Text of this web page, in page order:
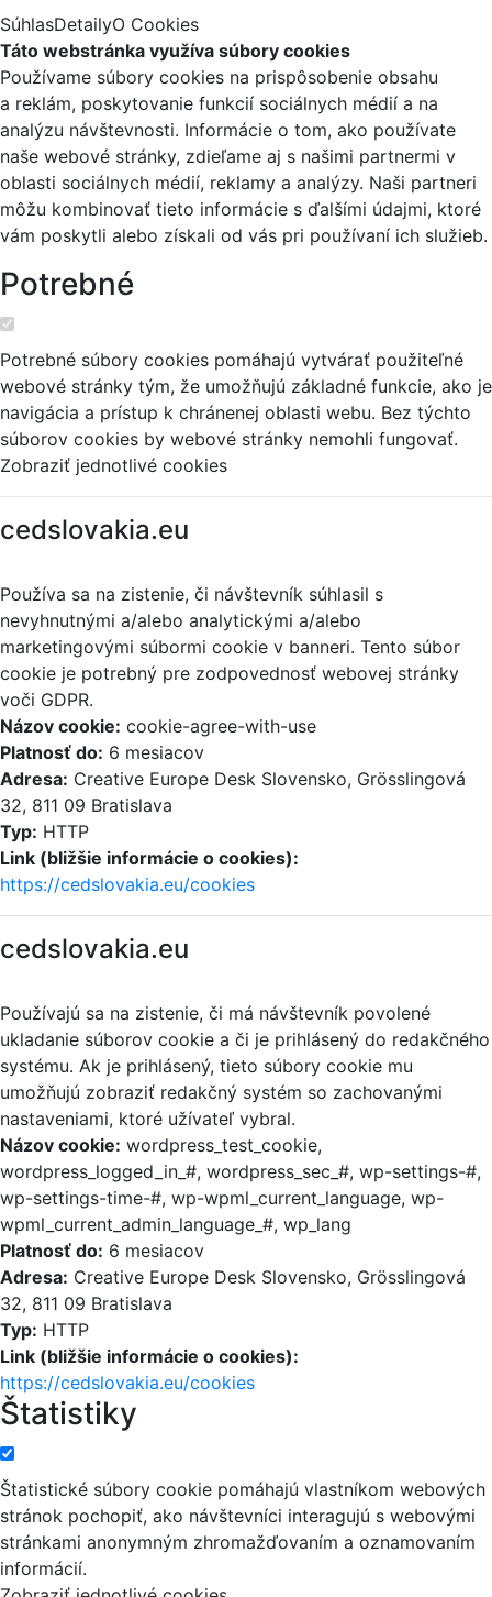
SúhlasDetailyO Cookies
Táto webstránka využíva súbory cookies
Používame súbory cookies na prispôsobenie obsahu
a reklám, poskytovanie funkcií sociálnych médií a na
analýzu návštevnosti. Informácie o tom, ako používate
naše webové stránky, zdieľame aj s našimi partnermi v
oblasti sociálnych médií, reklamy a analýzy. Naši partneri
môžu kombinovať tieto informácie s ďalšími údajmi, ktoré
vám poskytli alebo získali od vás pri používaní ich služieb.
Potrebné
Potrebné súbory cookies pomáhajú vytvárať použiteľné
webové stránky tým, že umožňujú základné funkcie, ako je
navigácia a prístup k chránenej oblasti webu. Bez týchto
súborov cookies by webové stránky nemohli fungovať.
Zobraziť jednotlivé cookies
cedslovakia.eu
Používa sa na zistenie, či návštevník súhlasil s
nevyhnutnými a/alebo analytickými a/alebo
marketingovými súbormi cookie v banneri. Tento súbor
cookie je potrebný pre zodpovednosť webovej stránky
voči GDPR.
Názov cookie: cookie-agree-with-use
Platnosť do: 6 mesiacov
Adresa: Creative Europe Desk Slovensko, Grösslingová
32, 811 09 Bratislava
Typ: HTTP
Link (bližšie informácie o cookies):
https://cedslovakia.eu/cookies
cedslovakia.eu
Používajú sa na zistenie, či má návštevník povolené
ukladanie súborov cookie a či je prihlásený do redakčného
systému. Ak je prihlásený, tieto súbory cookie mu
umožňujú zobraziť redakčný systém so zachovanými
nastaveniami, ktoré užívateľ vybral.
Názov cookie: wordpress_test_cookie,
wordpress_logged_in_#, wordpress_sec_#, wp-settings-#,
wp-settings-time-#, wp-wpml_current_language, wp-
wpml_current_admin_language_#, wp_lang
Platnosť do: 6 mesiacov
Adresa: Creative Europe Desk Slovensko, Grösslingová
32, 811 09 Bratislava
Typ: HTTP
Link (bližšie informácie o cookies):
https://cedslovakia.eu/cookies
Štatistiky
Štatistické súbory cookie pomáhajú vlastníkom webových
stránok pochopiť, ako návštevníci interagujú s webovými
stránkami anonymným zhromažďovaním a oznamovaním
informácií.